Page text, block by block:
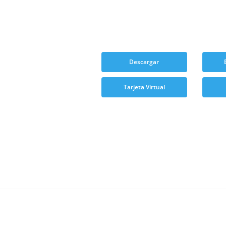
Descargar
Tarjeta Virtual